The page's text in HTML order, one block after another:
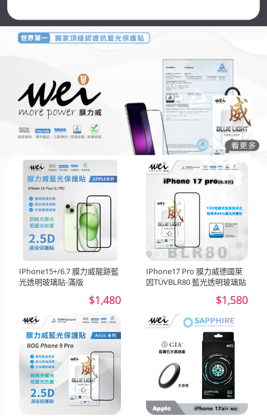
IPhone15+/6.7 膜力威龍跡藍
光透明玻璃貼-滿版
$1,480
IPhone17 Pro 膜力威德國萊
因TÜVBLR80 藍光透明玻璃貼
$1,580